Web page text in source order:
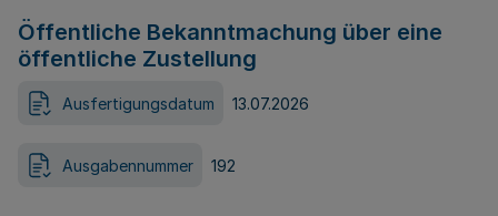
Öffentliche Bekanntmachung über eine
öffentliche Zustellung
Ausfertigungsdatum 13.07.2026
Ausgabennummer 192